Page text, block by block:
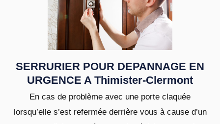
SERRURIER POUR DEPANNAGE EN
URGENCE A Thimister-Clermont
En cas de problème avec une porte claquée
lorsqu’elle s’est refermée derrière vous à cause d’un